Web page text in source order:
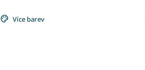
Více barev